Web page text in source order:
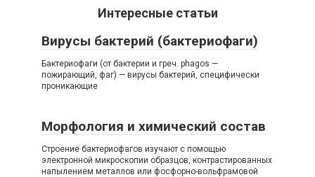
Интересные статьи
Вирусы бактерий (бактериофаги)
Бактериофаги (от бактерии и греч. phagos —
пожирающий, фаг) — вирусы бактерий, специфически
проникающие
Морфология и химический состав
Строение бактериофагов изучают с помощью
электронной микроскопии образцов, контрастированных
напылением металлов или фосфорно-вольфрамовой